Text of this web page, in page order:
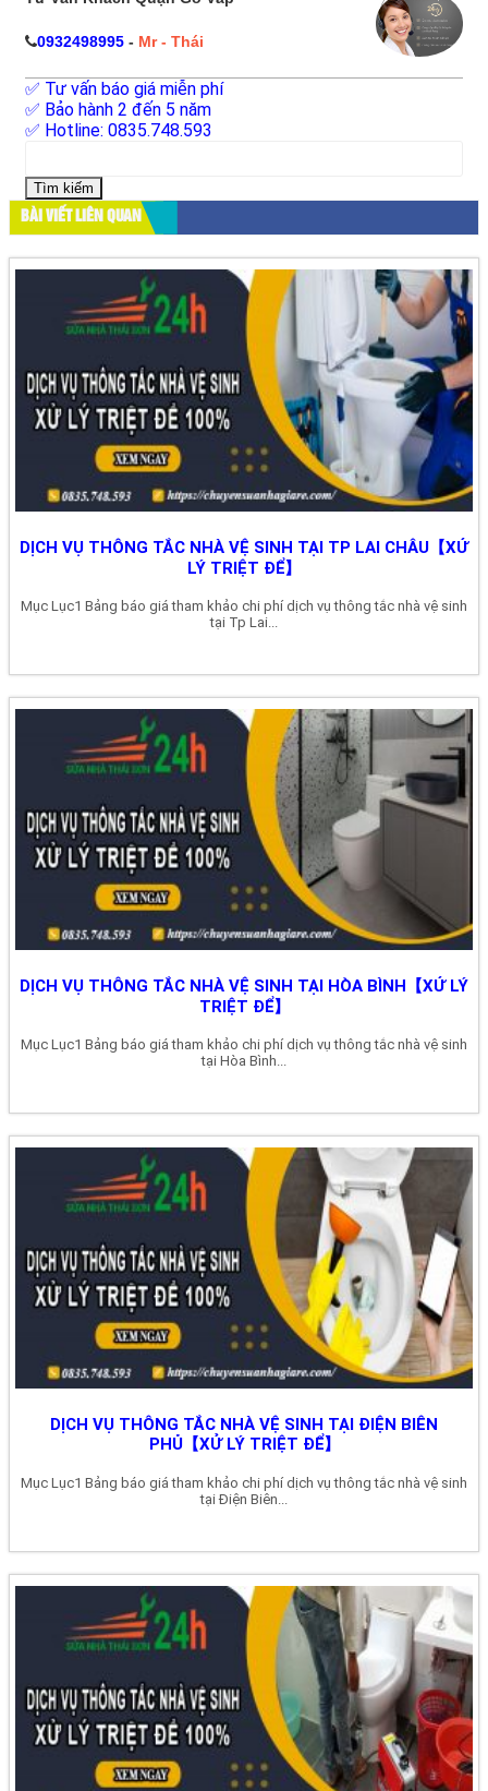
0932498995 - Mr - Thái
✅ Tư vấn báo giá miễn phí
✅ Bảo hành 2 đến 5 năm
✅ Hotline: 0835.748.593
cho:
BÀI VIẾT LIÊN QUAN
DỊCH VỤ THÔNG TẮC NHÀ VỆ SINH TẠI TP LAI CHÂU【XỬ
LÝ TRIỆT ĐỂ】
Mục Lục1 Bảng báo giá tham khảo chi phí dịch vụ thông tắc nhà vệ sinh
tại Tp Lai...
DỊCH VỤ THÔNG TẮC NHÀ VỆ SINH TẠI HÒA BÌNH【XỬ LÝ
TRIỆT ĐỂ】
Mục Lục1 Bảng báo giá tham khảo chi phí dịch vụ thông tắc nhà vệ sinh
tại Hòa Bình...
DỊCH VỤ THÔNG TẮC NHÀ VỆ SINH TẠI ĐIỆN BIÊN
PHỦ【XỬ LÝ TRIỆT ĐỂ】
Mục Lục1 Bảng báo giá tham khảo chi phí dịch vụ thông tắc nhà vệ sinh
tại Điện Biên...